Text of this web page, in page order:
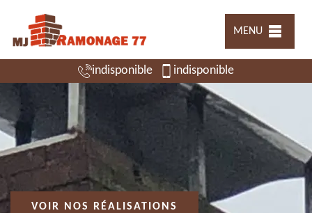
MENU
indisponible indisponible
VOIR NOS RÉALISATIONS